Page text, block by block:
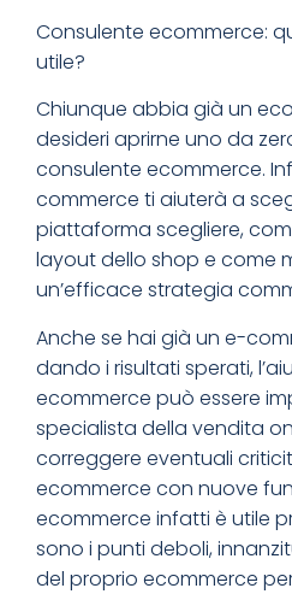
Consulente ecommerce:
utile?
Chiunque abbia già un
desideri aprirne uno da
consulente ecommerce.
commerce ti aiuterà a
piattaforma scegliere,
layout dello shop e come
un’efficace strategia
Anche se hai già un e-
dando i risultati sperati,
ecommerce può essere
specialista della vendita
correggere eventuali
ecommerce con nuove
ecommerce infatti è utile
sono i punti deboli,
del proprio ecommerce